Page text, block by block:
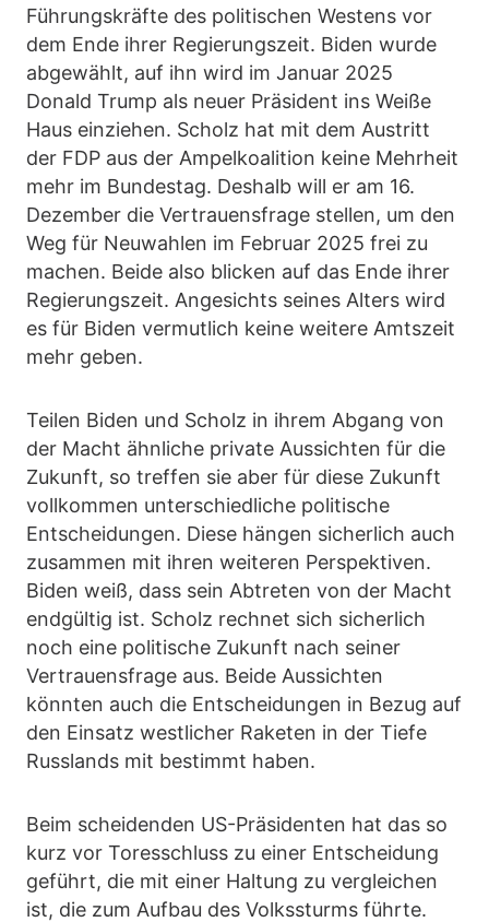
Führungskräfte des politischen Westens vor
dem Ende ihrer Regierungszeit. Biden wurde
abgewählt, auf ihn wird im Januar 2025
Donald Trump als neuer Präsident ins Weiße
Haus einziehen. Scholz hat mit dem Austritt
der FDP aus der Ampelkoalition keine Mehrheit
mehr im Bundestag. Deshalb will er am 16.
Dezember die Vertrauensfrage stellen, um den
Weg für Neuwahlen im Februar 2025 frei zu
machen. Beide also blicken auf das Ende ihrer
Regierungszeit. Angesichts seines Alters wird
es für Biden vermutlich keine weitere Amtszeit
mehr geben.
Teilen Biden und Scholz in ihrem Abgang von
der Macht ähnliche private Aussichten für die
Zukunft, so treffen sie aber für diese Zukunft
vollkommen unterschiedliche politische
Entscheidungen. Diese hängen sicherlich auch
zusammen mit ihren weiteren Perspektiven.
Biden weiß, dass sein Abtreten von der Macht
endgültig ist. Scholz rechnet sich sicherlich
noch eine politische Zukunft nach seiner
Vertrauensfrage aus. Beide Aussichten
könnten auch die Entscheidungen in Bezug auf
den Einsatz westlicher Raketen in der Tiefe
Russlands mit bestimmt haben.
Beim scheidenden US-Präsidenten hat das so
kurz vor Toresschluss zu einer Entscheidung
geführt, die mit einer Haltung zu vergleichen
ist, die zum Aufbau des Volkssturms führte.